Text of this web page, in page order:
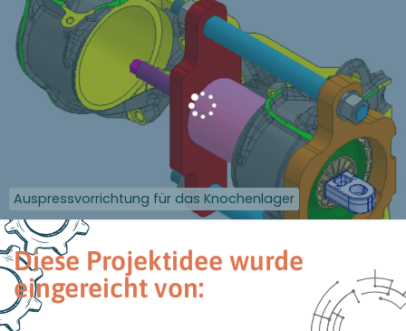
Auspressvorrichtung für das Knochenlager
Diese Projektidee wurde
eingereicht von: